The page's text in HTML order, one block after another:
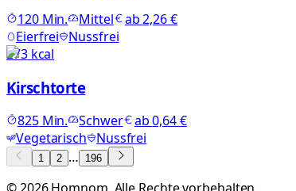
120Min. Mittel ab2,26 €
Eierfrei
Nussfrei
273kcal
Kirschtorte
825Min. Schwer ab0,64 €
Vegetarisch
Nussfrei
1 2 … 196